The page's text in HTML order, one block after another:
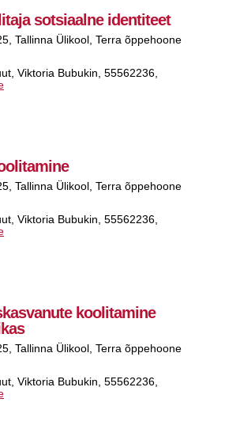
sotsiaalne identiteet
Tallinna Ülikool, Terra õppehoone
Viktoria Bubukin, 55562236,
Tallinna Ülikool, Terra õppehoone
Viktoria Bubukin, 55562236,
koolitamine
Tallinna Ülikool, Terra õppehoone
Viktoria Bubukin, 55562236,